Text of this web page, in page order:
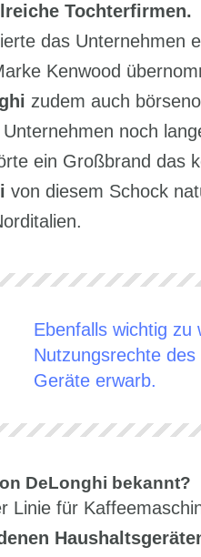
Tochterfirmen.
das Unternehmen
Kenwood
zudem auch
noch
ein Großbrand das
von diesem Schock
Ebenfalls wichtig zu
Nutzungsrechte
Geräte erwarb.
DeLonghi bekannt?
Linie für